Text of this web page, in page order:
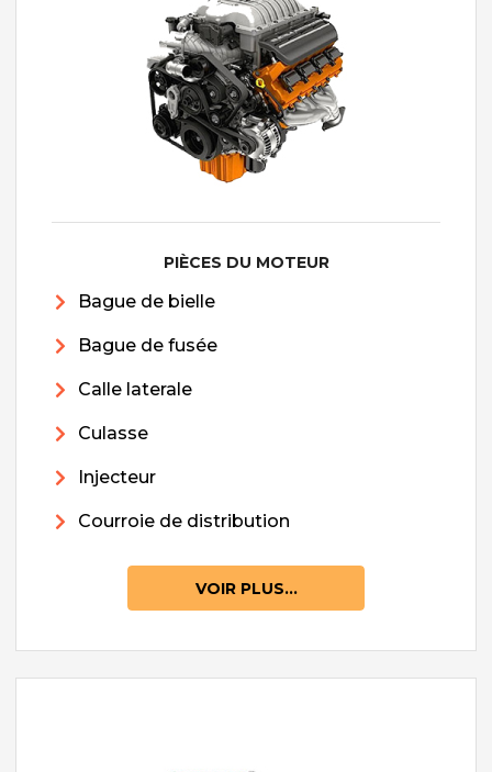
PIÈCES DU MOTEUR
Bague de bielle
Bague de fusée
Calle laterale
Culasse
Injecteur
Courroie de distribution
VOIR PLUS...